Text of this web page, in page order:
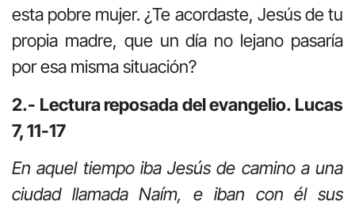
esta pobre mujer. ¿Te acordaste, Jesús de tu
propia madre, que un día no lejano pasaría
por esa misma situación?
2.- Lectura reposada del evangelio. Lucas
7, 11-17
En aquel tiempo iba Jesús de camino a una
ciudad llamada Naím, e iban con él sus